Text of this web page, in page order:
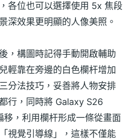
各位也可以選擇使用 5x 焦段
深效果更明顯的人像美照。
，構圖時記得手動開啟輔助
輕靠在旁邊的白色欄杆增加
分法技巧，妥善將人物安排
行，同時將 Galaxy S26
，利用欄杆形成一條從畫面
視覺引導線」，這樣不僅能